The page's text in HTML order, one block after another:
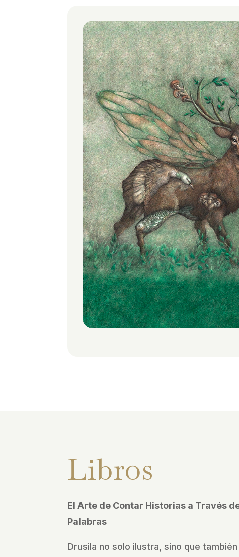
Libros
El Arte de Contar Historias a Través
Palabras
Drusila no solo ilustra, sino que